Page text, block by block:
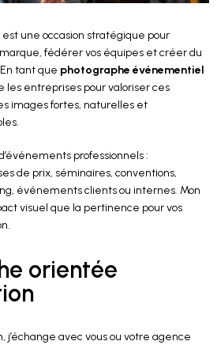
une occasion stratégique pour
fédérer vos équipes et créer du
tant que photographe événementiel
les entreprises pour valoriser ces
images fortes, naturelles et
professionnels :
de prix, séminaires, conventions,
événements clients ou internes. Mon
visuel que la pertinence pour vos
orientée
avec vous ou votre agence